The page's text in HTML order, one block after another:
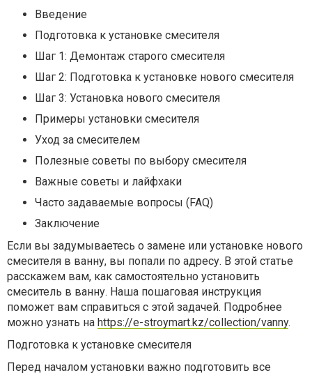
Введение
Подготовка к установке смесителя
Шаг 1: Демонтаж старого смесителя
Шаг 2: Подготовка к установке нового смесителя
Шаг 3: Установка нового смесителя
Примеры установки смесителя
Уход за смесителем
Полезные советы по выбору смесителя
Важные советы и лайфхаки
Часто задаваемые вопросы (FAQ)
Заключение
Если вы задумываетесь о замене или установке нового
смесителя в ванну, вы попали по адресу. В этой статье
расскажем вам, как самостоятельно установить
смеситель в ванну. Наша пошаговая инструкция
поможет вам справиться с этой задачей. Подробнее
можно узнать на https://e-stroymart.kz/collection/vanny.
Подготовка к установке смесителя
Перед началом установки важно подготовить все